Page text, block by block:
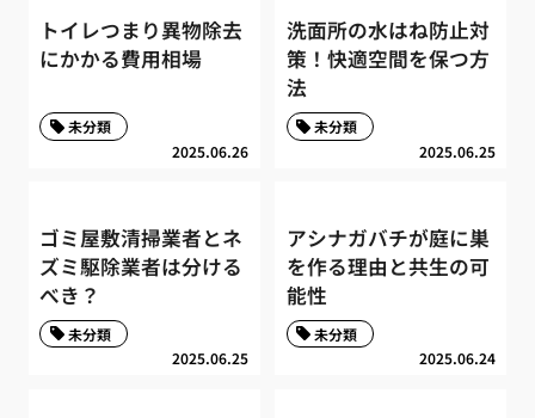
トイレつまり異物除去
にかかる費用相場
2025.06.26
未分類
洗面所の水はね防止対
策！快適空間を保つ方
法
2025.06.25
未分類
ゴミ屋敷清掃業者とネ
ズミ駆除業者は分ける
べき？
2025.06.25
未分類
アシナガバチが庭に巣
を作る理由と共生の可
能性
2025.06.24
未分類